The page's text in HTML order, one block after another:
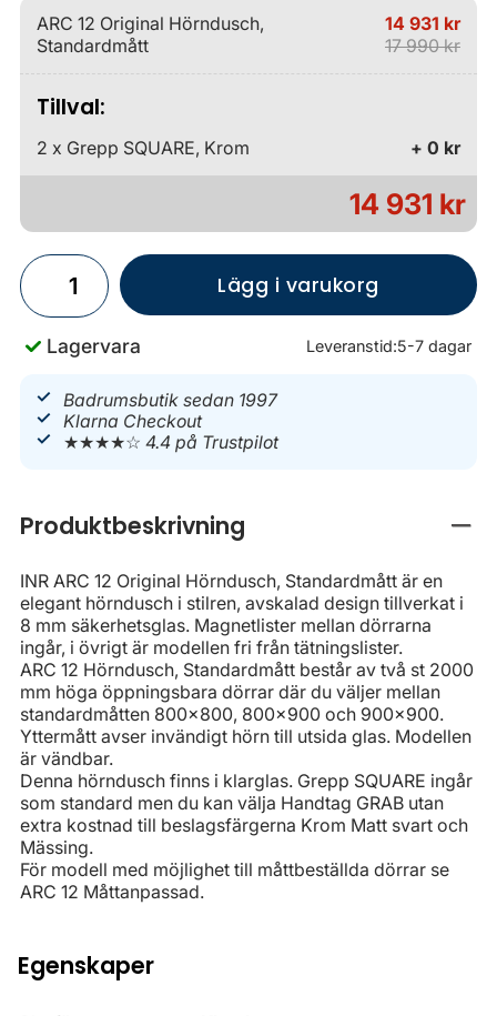
ARC 12 Original Hörndusch,
Standardmått
14 931 kr
17 990 kr
Tillval:
2 x Grepp SQUARE, Krom + 0 kr
14 931 kr
Lägg i varukorg
Lagervara Leveranstid:5-7 dagar
Badrumsbutik sedan 1997
Klarna Checkout
★★★★☆4.4 på Trustpilot
Produktbeskrivning
INR ARC 12 Original Hörndusch, Standardmått är en
elegant hörndusch i stilren, avskalad design tillverkat i
8 mm säkerhetsglas. Magnetlister mellan dörrarna
ingår, i övrigt är modellen fri från tätningslister.
ARC 12 Hörndusch, Standardmått består av två st 2000
mm höga öppningsbara dörrar där du väljer mellan
standardmåtten 800x800, 800x900 och 900x900.
Yttermått avser invändigt hörn till utsida glas. Modellen
är vändbar.
Denna hörndusch finns i klarglas. Grepp SQUARE ingår
som standard men du kan välja Handtag GRAB utan
extra kostnad till beslagsfärgerna Krom Matt svart och
Mässing.
För modell med möjlighet till måttbeställda dörrar se
ARC 12 Måttanpassad.
Egenskaper